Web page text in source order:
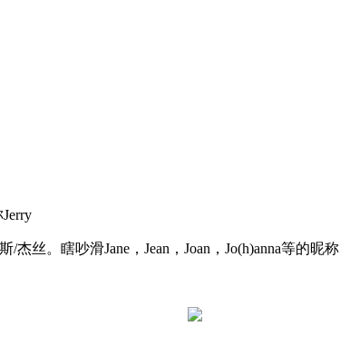
丝。瞎吵滑Jane，Jean，Joan，Jo(h)anna等的昵称